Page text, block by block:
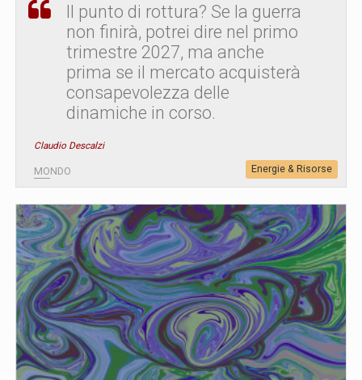
Il punto di rottura? Se la guerra
non finirà, potrei dire nel primo
trimestre 2027, ma anche
prima se il mercato acquisterà
consapevolezza delle
dinamiche in corso.
Claudio Descalzi
MONDO Energie & Risorse